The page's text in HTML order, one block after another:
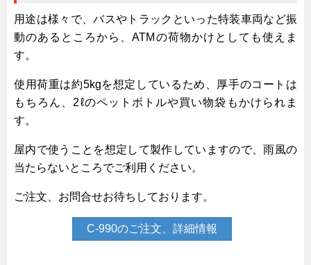
タイ
台湾
採用情報
インタビュー
入社１年目アンケート
新年賀詞交歓会
メディア情報
用途は様々で、バスやトラックといった特装車両など振
動のあるところから、ATMの荷物かけとしても使えま
す。
使用荷重は約5kgを想定しているため、厚手のコートは
もちろん、2ℓのペットボトルや買い物袋もかけられま
す。
屋内で使うことを想定して製作していますので、雨風の
当たらないところでご利用ください。
ご注文、お問合せお待ちしております。
C-990のご注文、詳細情報